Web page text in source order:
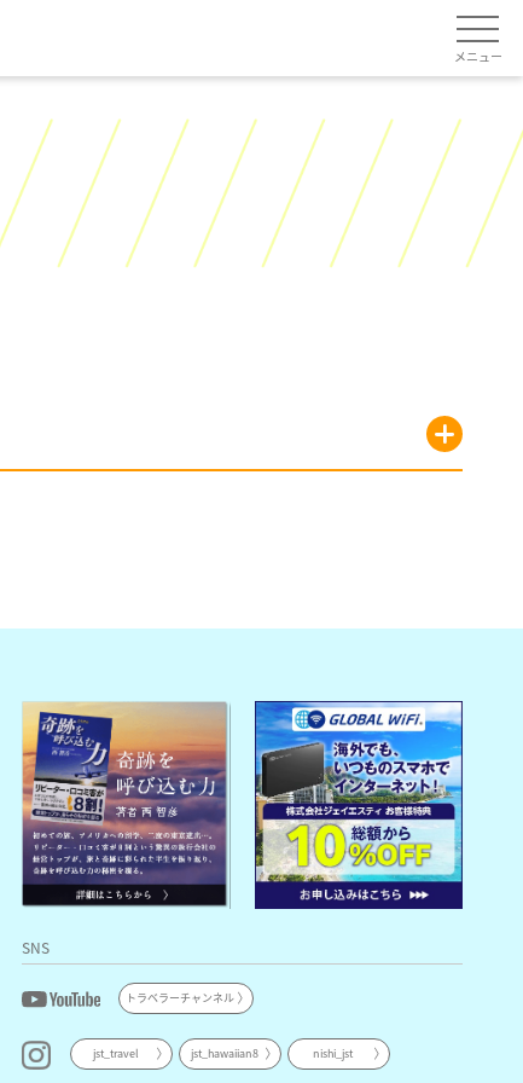
メニュー
SNS
トラベラーチャンネル
jst_travel jst_hawaiian8 nishi_jst